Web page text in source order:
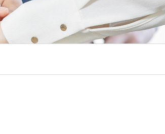
학위논문
양식자료실